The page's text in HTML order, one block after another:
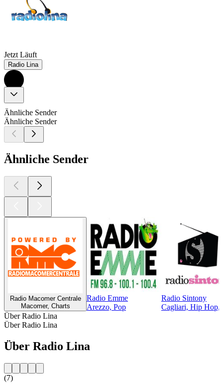
Jetzt Läuft
Radio Lina
Ähnliche Sender
Ähnliche Sender
Ähnliche Sender
Radio Macomer Centrale
Macomer, Charts
Radio Emme
Arezzo, Pop
Radio Sintony
Cagliari, Hip Hop,
Über Radio Lina
Über Radio Lina
Über Radio Lina
(7)